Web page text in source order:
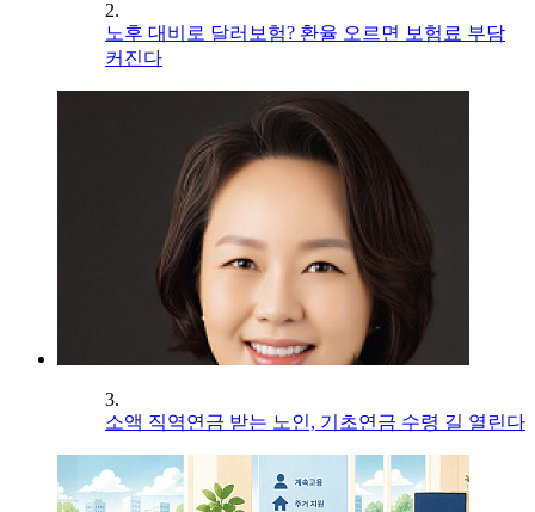
2.
노후 대비로 달러보험? 환율 오르면 보험료 부담
커진다
3.
소액 직역연금 받는 노인, 기초연금 수령 길 열린다